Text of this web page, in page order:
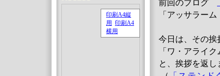
前回のブログ
「アッサラー
今日は、その挨
「ワ・アライ
と、挨拶を返